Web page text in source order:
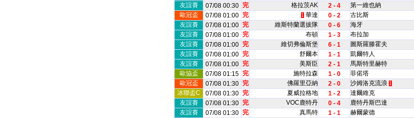
友誼賽
07/08 00:30 完 格拉茨AK 2 - 4 第一維也納
歐冠盃
07/08 01:00 完 1 華達 0 - 2 古比斯
友誼賽
07/08 01:00 完 維斯特蘭選拔隊 0 - 6 海牙
友誼賽
07/08 01:00 完 布頓 1 - 3 布拉加
友誼賽
07/08 01:00 完 維切弗倫斯堡 6 - 1 圖斯羅滕霍夫
友誼賽
07/08 01:00 完 舒爾本 1 - 1 凱爾特人
友誼賽
07/08 01:00 完 美斯臣 2 - 1 馬斯特里赫特
歐協盃
07/08 01:15 完 施特拉森 1 - 0 菲偌塔
歐冠盃
07/08 01:30 完 佛羅里亞納 2 - 0 沙姆洛克流浪 1
冰聯盃C
07/08 01:30 完 夏威拉格地 1 - 2 達爾維克
友誼賽
07/08 01:30 完 VOC鹿特丹 0 - 4 鹿特丹斯巴達
友誼賽
07/08 01:30 完 真馬特 1 - 1 赫爾蒙德